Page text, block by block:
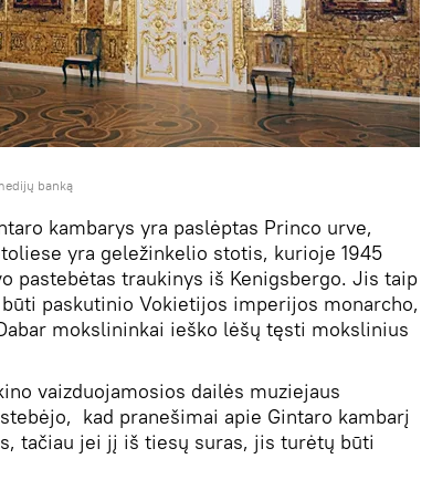
banką
kambarys yra paslėptas Princo urve,
yra geležinkelio stotis, kurioje 1945
pastebėtas traukinys iš Kenigsbergo. Jis taip
paskutinio Vokietijos imperijos monarcho,
mokslininkai ieško lėšų tęsti mokslinius
vaizduojamosios dailės muziejaus
kad pranešimai apie Gintaro kambarį
tačiau jei jį iš tiesų suras, jis turėtų būti